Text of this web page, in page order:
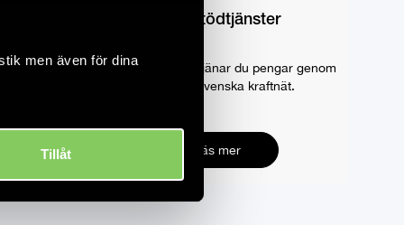
men även för dina
Tillåt
ladda
Stödtjänster
Med stödtjänster tjänar du pengar genom
att hjälpa Svenska kraftnät.
Läs mer